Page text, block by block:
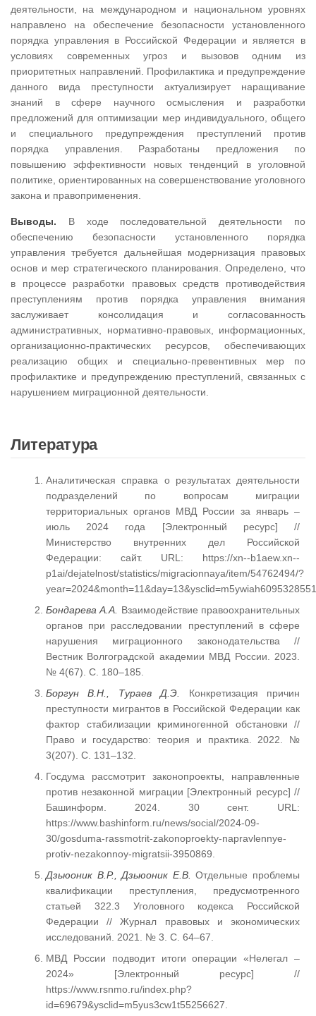
деятельности, на международном и национальном уровнях
направлено на обеспечение безопасности установленного
порядка управления в Российской Федерации и является в
условиях современных угроз и вызовов одним из
приоритетных направлений. Профилактика и предупреждение
данного вида преступности актуализирует наращивание
знаний в сфере научного осмысления и разработки
предложений для оптимизации мер индивидуального, общего
и специального предупреждения преступлений против
порядка управления. Разработаны предложения по
повышению эффективности новых тенденций в уголовной
политике, ориентированных на совершенствование уголовного
закона и правоприменения.
Выводы. В ходе последовательной деятельности по
обеспечению безопасности установленного порядка
управления требуется дальнейшая модернизация правовых
основ и мер стратегического планирования. Определено, что
в процессе разработки правовых средств противодействия
преступлениям против порядка управления внимания
заслуживает консолидация и согласованность
административных, нормативно-правовых, информационных,
организационно-практических ресурсов, обеспечивающих
реализацию общих и специально-превентивных мер по
профилактике и предупреждению преступлений, связанных с
нарушением миграционной деятельности.
Литература
Аналитическая справка о результатах деятельности
подразделений по вопросам миграции
территориальных органов МВД России за январь –
июль 2024 года [Электронный ресурс] //
Министерство внутренних дел Российской
Федерации: сайт. URL: https://xn--b1aew.xn--
p1ai/dejatelnost/statistics/migracionnaya/item/54762494/?
Бондарева А.А.
Взаимодействие правоохранительных
органов при расследовании преступлений в сфере
нарушения миграционного законодательства //
Вестник Волгоградской академии МВД России. 2023.
№ 4(67). С. 180–185.
Боргун В.Н., Тураев Д.Э. Конкретизация причин
преступности мигрантов в Российской Федерации как
фактор стабилизации криминогенной обстановки //
Право и государство: теория и практика. 2022. №
3(207). С. 131–132.
Госдума рассмотрит законопроекты, направленные
против незаконной миграции [Электронный ресурс] //
Башинформ. 2024. 30 сент. URL:
https://www.bashinform.ru/news/social/2024-09-
30/gosduma-rassmotrit-zakonoproekty-napravlennye-
protiv-nezakonnoy-migratsii-3950869.
Дзьюоник В.Р., Дзьюоник Е.В.
Отдельные проблемы
квалификации преступления, предусмотренного
статьей 322.3 Уголовного кодекса Российской
Федерации // Журнал правовых и экономических
исследований. 2021. № 3. С. 64–67.
МВД России подводит итоги операции «Нелегал –
2024» [Электронный ресурс] //
https://www.rsnmo.ru/index.php?
id=69679&ysclid=m5yus3cw1t55256627.